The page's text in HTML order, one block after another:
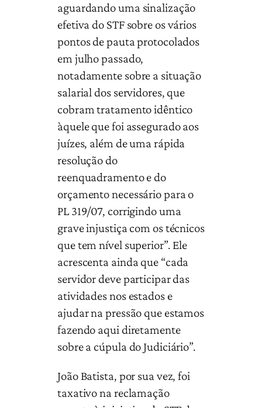
aguardando uma sinalização
efetiva do STF sobre os vários
pontos de pauta protocolados
em julho passado,
notadamente sobre a situação
salarial dos servidores, que
cobram tratamento idêntico
àquele que foi assegurado aos
juízes, além de uma rápida
resolução do
reenquadramento e do
orçamento necessário para o
PL 319/07, corrigindo uma
grave injustiça com os técnicos
que tem nível superior”. Ele
acrescenta ainda que “cada
servidor deve participar das
atividades nos estados e
ajudar na pressão que estamos
fazendo aqui diretamente
sobre a cúpula do Judiciário”.
João Batista, por sua vez, foi
taxativo na reclamação